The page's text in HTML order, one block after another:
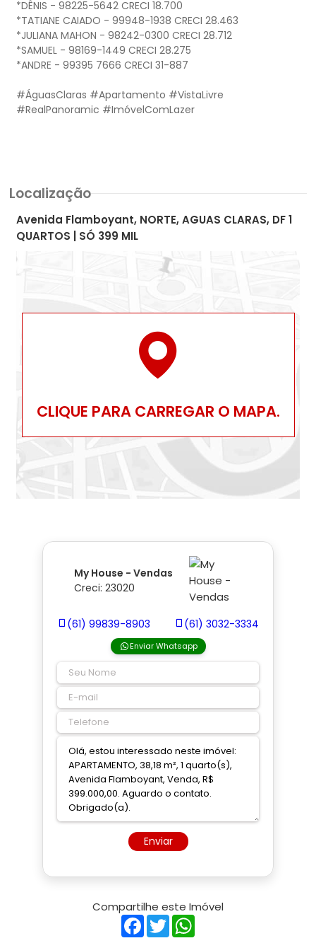
*DÊNIS - 98225-5642 CRECI 18.700
*TATIANE CAIADO - 99948-1938 CRECI 28.463
*JULIANA MAHON - 98242-0300 CRECI 28.712
*SAMUEL - 98169-1449 CRECI 28.275
*ANDRE - 99395 7666 CRECI 31-887
#ÁguasClaras #Apartamento #VistaLivre
#RealPanoramic #ImóvelComLazer
Localização
Avenida Flamboyant, NORTE, AGUAS CLARAS, DF 1
QUARTOS | SÓ 399 MIL
CLIQUE PARA CARREGAR O MAPA.
My House - Vendas
Creci: 23020
(61) 99839-8903 (61) 3032-3334
Enviar Whatsapp
Enviar
Compartilhe este Imóvel
Facebook
Twitter